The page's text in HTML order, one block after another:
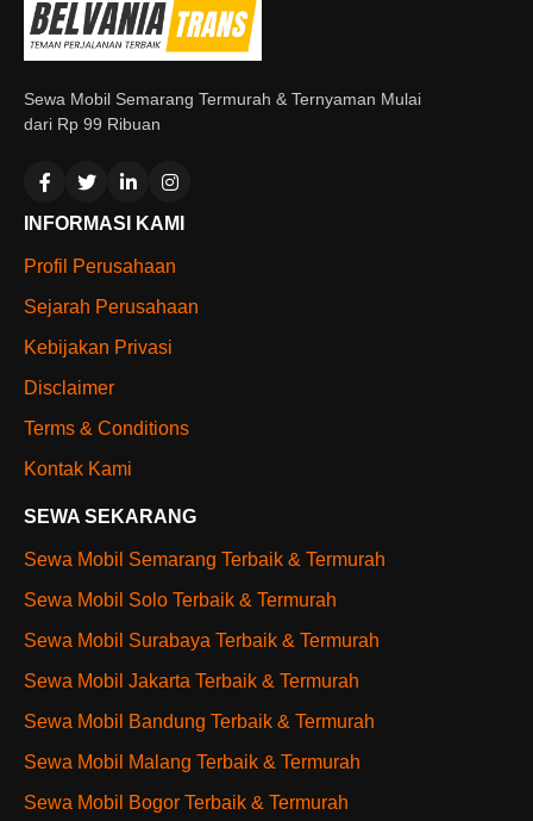
Sewa Mobil Semarang Termurah & Ternyaman Mulai
dari Rp 99 Ribuan
INFORMASI KAMI
Profil Perusahaan
Sejarah Perusahaan
Kebijakan Privasi
Disclaimer
Terms & Conditions
Kontak Kami
SEWA SEKARANG
Sewa Mobil Semarang Terbaik & Termurah
Sewa Mobil Solo Terbaik & Termurah
Sewa Mobil Surabaya Terbaik & Termurah
Sewa Mobil Jakarta Terbaik & Termurah
Sewa Mobil Bandung Terbaik & Termurah
Sewa Mobil Malang Terbaik & Termurah
Sewa Mobil Bogor Terbaik & Termurah